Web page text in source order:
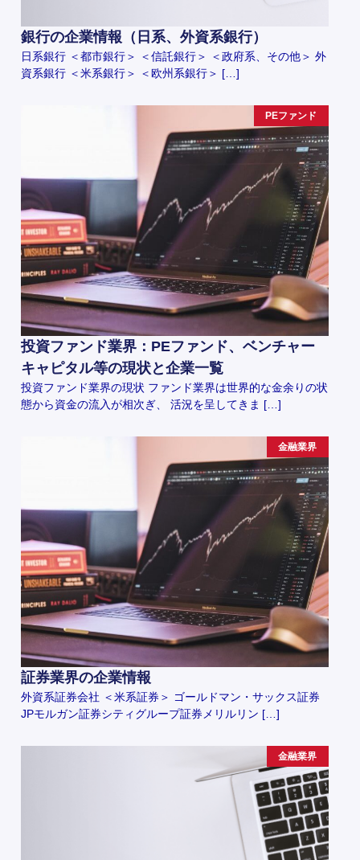
銀行の企業情報（日系、外資系銀行）
日系銀行 ＜都市銀行＞ ＜信託銀行＞ ＜政府系、その他＞ 外
資系銀行 ＜米系銀行＞ ＜欧州系銀行＞ […]
PEファンド
投資ファンド業界：PEファンド、ベンチャー
キャピタル等の現状と企業一覧
投資ファンド業界の現状 ファンド業界は世界的な金余りの状
態から資金の流入が相次ぎ、 活況を呈してきま […]
金融業界
証券業界の企業情報
外資系証券会社 ＜米系証券＞ ゴールドマン・サックス証券
JPモルガン証券シティグループ証券メリルリン […]
金融業界